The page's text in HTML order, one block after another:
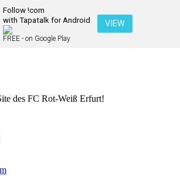
Follow !com
with Tapatalk for Android
FREE - on Google Play
VIEW
des FC Rot-Weiß Erfurt!